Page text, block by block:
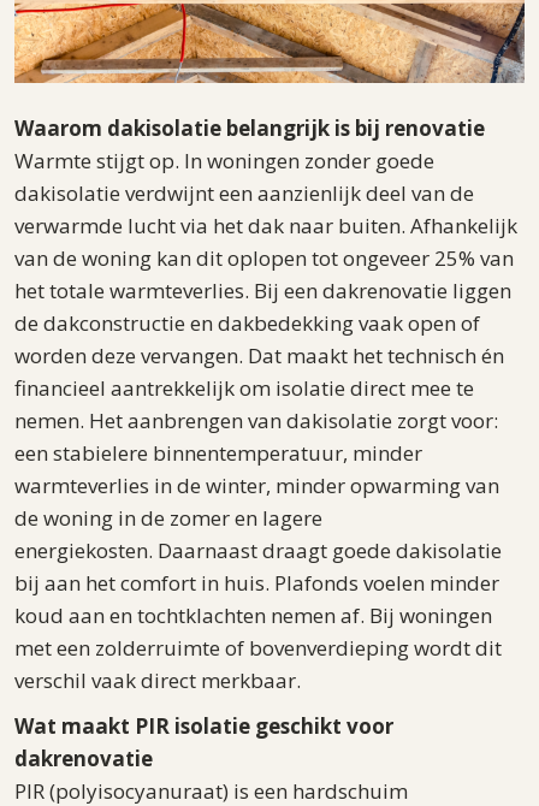
Waarom dakisolatie belangrijk is bij renovatie
Warmte stijgt op. In woningen zonder goede
dakisolatie verdwijnt een aanzienlijk deel van de
verwarmde lucht via het dak naar buiten. Afhankelijk
van de woning kan dit oplopen tot ongeveer 25% van
het totale warmteverlies. Bij een dakrenovatie liggen
de dakconstructie en dakbedekking vaak open of
worden deze vervangen. Dat maakt het technisch én
financieel aantrekkelijk om isolatie direct mee te
nemen. Het aanbrengen van dakisolatie zorgt voor:
een stabielere binnentemperatuur, minder
warmteverlies in de winter, minder opwarming van
de woning in de zomer en lagere
energiekosten. Daarnaast draagt goede dakisolatie
bij aan het comfort in huis. Plafonds voelen minder
koud aan en tochtklachten nemen af. Bij woningen
met een zolderruimte of bovenverdieping wordt dit
verschil vaak direct merkbaar.
Wat maakt PIR isolatie geschikt voor
dakrenovatie
PIR (polyisocyanuraat) is een hardschuim